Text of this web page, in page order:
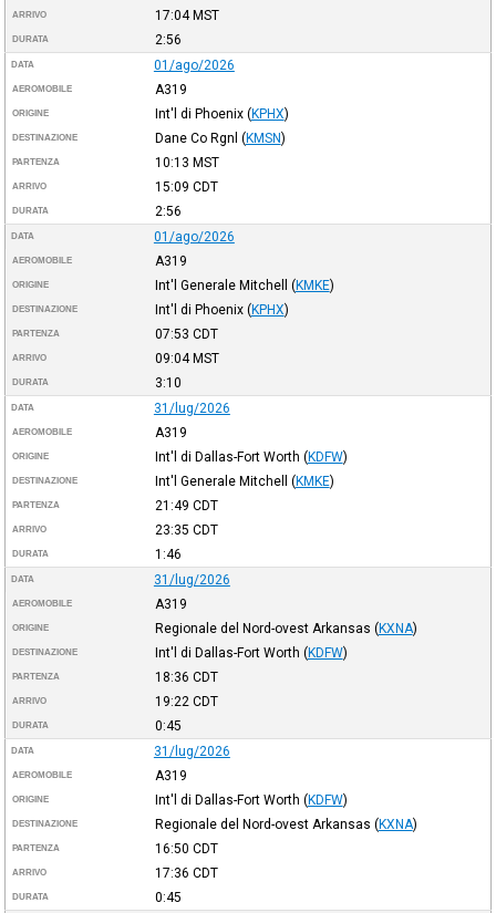
ARRIVO 17:04MST
DURATA 2:56
DATA 01/ago/2026
AEROMOBILE A319
ORIGINE Int'l di Phoenix (KPHX)
DESTINAZIONE Dane Co Rgnl (KMSN)
PARTENZA 10:13 MST
ARRIVO 15:09 CDT
DURATA 2:56
DATA 01/ago/2026
AEROMOBILE A319
ORIGINE Int'l Generale Mitchell (KMKE)
DESTINAZIONE Int'l di Phoenix (KPHX)
PARTENZA 07:53 CDT
ARRIVO 09:04MST
DURATA 3:10
DATA 31/lug/2026
AEROMOBILE A319
ORIGINE Int'l di Dallas-Fort Worth (KDFW)
DESTINAZIONE Int'l Generale Mitchell (KMKE)
PARTENZA 21:49 CDT
ARRIVO 23:35 CDT
DURATA 1:46
DATA 31/lug/2026
AEROMOBILE A319
ORIGINE Regionale del Nord-ovest Arkansas (KXNA)
DESTINAZIONE Int'l di Dallas-Fort Worth (KDFW)
PARTENZA 18:36 CDT
ARRIVO 19:22 CDT
DURATA 0:45
DATA 31/lug/2026
AEROMOBILE A319
ORIGINE Int'l di Dallas-Fort Worth (KDFW)
DESTINAZIONE Regionale del Nord-ovest Arkansas (KXNA)
PARTENZA 16:50 CDT
ARRIVO 17:36 CDT
DURATA 0:45